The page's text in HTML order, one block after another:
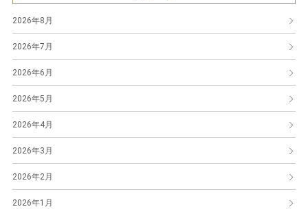
2026年8月
2026年7月
2026年6月
2026年5月
2026年4月
2026年3月
2026年2月
2026年1月